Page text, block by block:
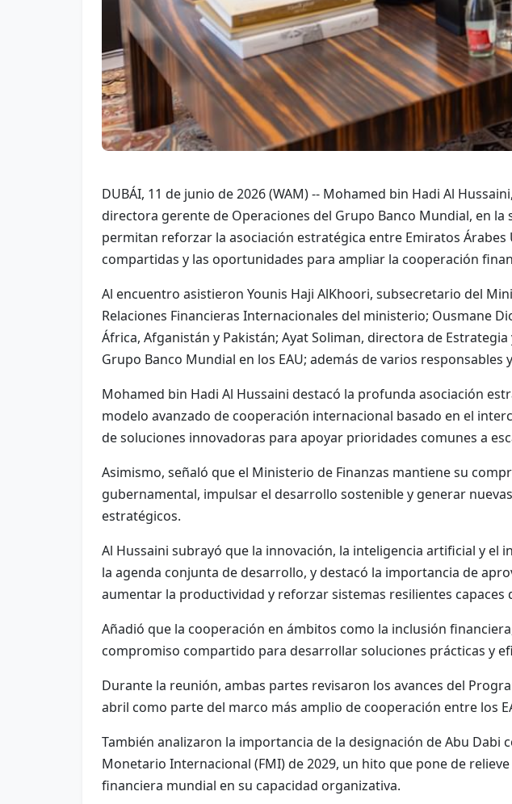
DUBÁI, 11 de junio de 2026 (WAM) -- Mohamed bin Hadi Al
directora gerente de Operaciones del Grupo Banco Mundial, en
permitan reforzar la asociación estratégica entre Emiratos
compartidas y las oportunidades para ampliar la cooperación
Al encuentro asistieron Younis Haji AlKhoori, subsecretario del
Relaciones Financieras Internacionales del ministerio; Ousmane
África, Afganistán y Pakistán; Ayat Soliman, directora de
Grupo Banco Mundial en los EAU; además de varios responsables
Mohamed bin Hadi Al Hussaini destacó la profunda asociación
modelo avanzado de cooperación internacional basado en el
de soluciones innovadoras para apoyar prioridades comunes a
Asimismo, señaló que el Ministerio de Finanzas mantiene su
gubernamental, impulsar el desarrollo sostenible y generar
estratégicos.
Al Hussaini subrayó que la innovación, la inteligencia artificial y
la agenda conjunta de desarrollo, y destacó la importancia de
aumentar la productividad y reforzar sistemas resilientes
Añadió que la cooperación en ámbitos como la inclusión
compromiso compartido para desarrollar soluciones prácticas y
Durante la reunión, ambas partes revisaron los avances del
abril como parte del marco más amplio de cooperación entre los
También analizaron la importancia de la designación de Abu Dabi
Monetario Internacional (FMI) de 2029, un hito que pone de
financiera mundial en su capacidad organizativa.